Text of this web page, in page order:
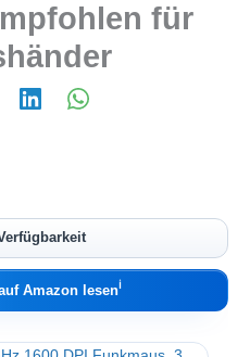
für
Amazon lesenℹ︎